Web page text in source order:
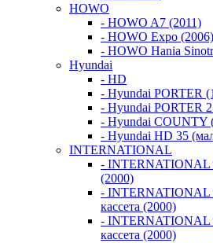
HOWO
- HOWO A7 (2011)
- HOWO Expo (2006)
- HOWO Hania
Hyundai
- HD
- Hyundai PORTER
- Hyundai PORTER
- Hyundai COUNTY
- Hyundai HD 35
INTERNATIONAL
- INTERNATIONAL
(2000)
- INTERNATIONAL
кассета (2000)
- INTERNATIONAL
кассета (2000)